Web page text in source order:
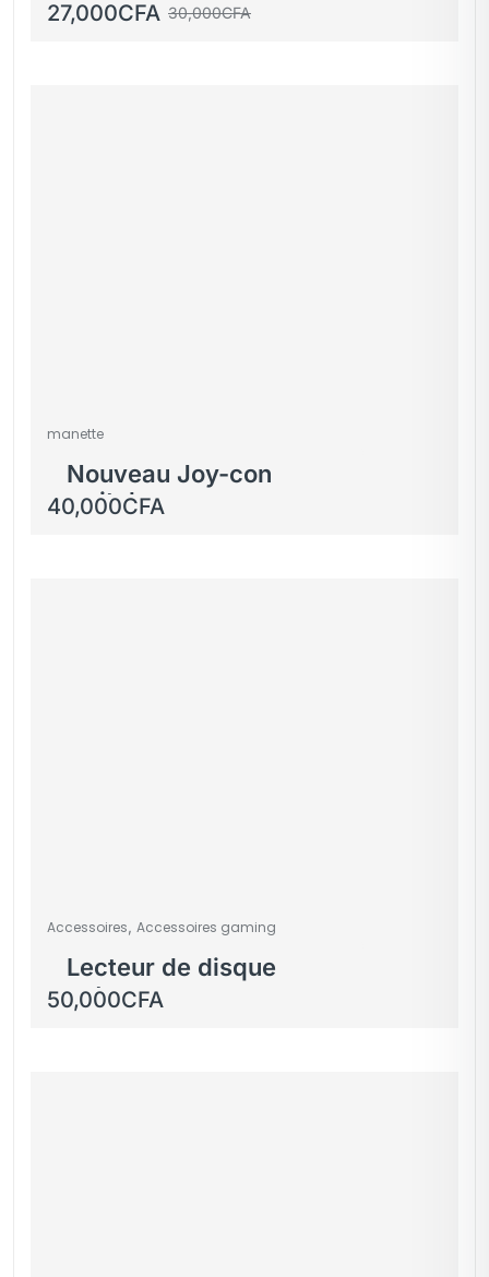
30,000CFA
27,000CFA
manette
Nouveau Joy-con
switch pro
40,000CFA
Accessoires, Accessoires gaming
Lecteur de disque
externe pour
Playstation 5 Pro –
50,000CFA